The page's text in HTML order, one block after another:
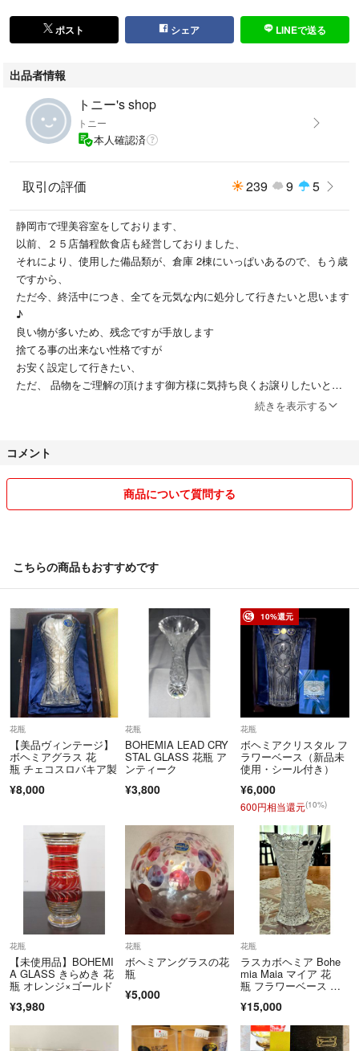
ポスト シェア LINEで送る
出品者情報
トニー's shop
トニー
本人確認済
取引の評価 239 9 5
静岡市で理美容室をしております、
以前、２５店舗程飲食店も経営しておりました、
それにより、使用した備品類が、倉庫 2棟にいっぱいあるので、もう歳
ですから、
ただ今、終活中につき、全てを元気な内に処分して行きたいと思います
♪
良い物が多いため、残念ですが手放します
捨てる事の出来ない性格ですが
お安く設定して行きたい、
ただ、 品物をご理解の頂けます御方様に気持ち良くお譲りしたいと思
もう少し値下げを希望の御方様は、ご遠慮なく
出来る限りご相談には乗りたいと思っております♪♪
続きを表示する
コメント
商品について質問する
こちらの商品もおすすめです
花瓶
【美品ヴィンテージ】
ボヘミアグラス 花
瓶 チェコスロバキア製
¥8,000
花瓶
BOHEMIA LEAD CRY
STAL GLASS 花瓶 ア
ンティーク
¥3,800
10%還元
花瓶
ボヘミアクリスタル フ
ラワーベース（新品未
使用・シール付き）
¥6,000
600円相当還元(10%)
花瓶
【未使用品】BOHEMI
A GLASS きらめき 花
瓶 オレンジ×ゴールド
¥3,980
花瓶
ボヘミアングラスの花
瓶
¥5,000
花瓶
ラスカボヘミア Bohe
mia Maia マイア 花
瓶 フラワーベース 新
¥15,000